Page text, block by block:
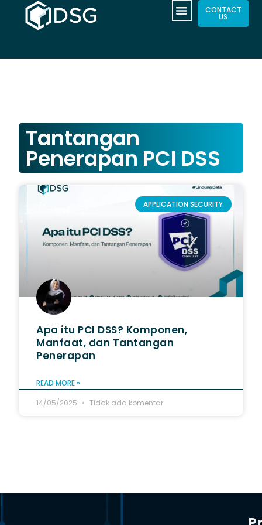
CONTACT
US
Tantangan
Penerapan PCI DSS
APPLICATION SECURITY
Apa itu PCI DSS? Komponen,
Manfaat, dan Tantangan
Penerapan
READ MORE »
14/05/2025
Tidak ada komentar